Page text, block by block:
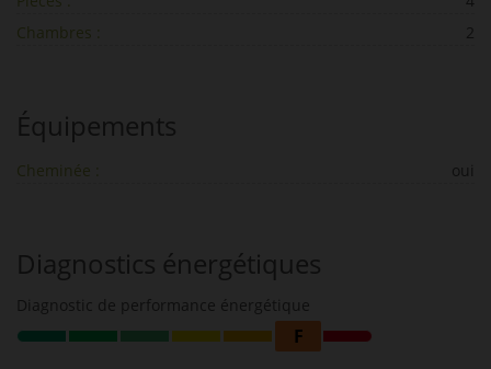
Chambres :
2
Équipements
Cheminée : oui
Diagnostics énergétiques
Diagnostic de performance énergétique
F